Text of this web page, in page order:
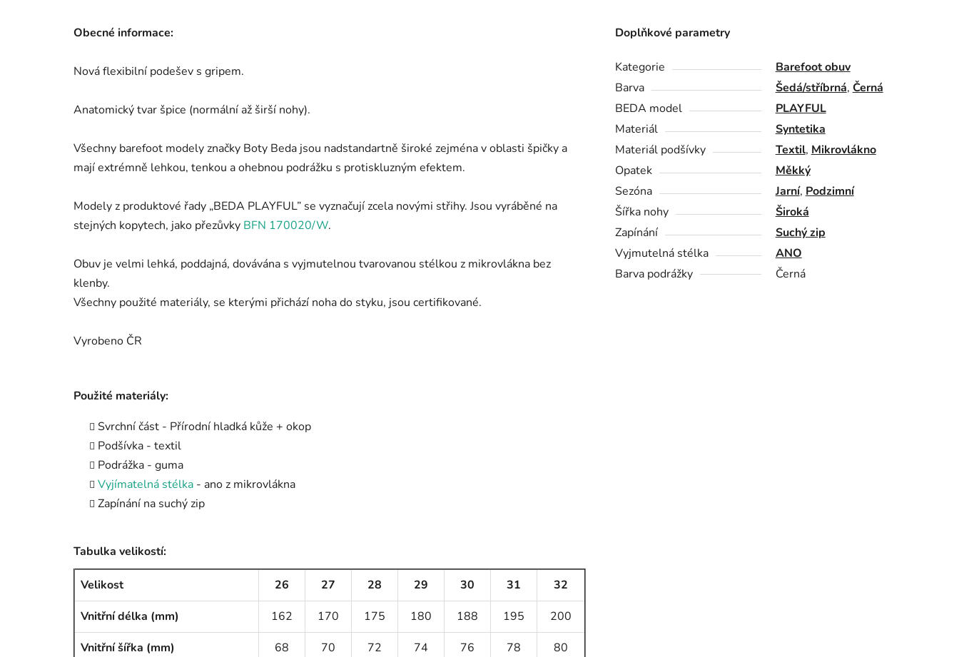
Obecné informace:
Nová flexibilní podešev s gripem.
Anatomický tvar špice (normální až širší nohy).
Všechny barefoot modely značky Boty Beda jsou nadstandartně široké zejména v oblasti špičky a
mají extrémně lehkou, tenkou a ohebnou podrážku s protiskluzným efektem.
Modely z produktové řady „BEDA PLAYFUL” se vyznačují zcela novými střihy. Jsou vyráběné na
stejných kopytech, jako přezůvky BFN 170020/W.
Obuv je velmi lehká, poddajná, dovávána s vyjmutelnou tvarovanou stélkou z mikrovlákna bez
klenby.
Všechny použité materiály, se kterými přichází noha do styku, jsou certifikované.
Vyrobeno ČR
Použité materiály:
Svrchní část - Přírodní hladká kůže + okop
Podšívka - textil
Podrážka - guma
Vyjímatelná stélka - ano z mikrovlákna
Zapínání na suchý zip
Tabulka velikostí:
Velikost 26 27 28 29 30 31
32
Vnitřní délka (mm)
162 170 175 180 188 195
200
Vnitřní šířka (mm)
68 70 72 74 76 78 80
Doplňkové parametry
Kategorie
Barefoot obuv
Barva
Šedá/stříbrná, Černá
BEDA model
PLAYFUL
Materiál
Syntetika
Materiál podšívky
Textil, Mikrovlákno
Opatek
Měkký
Sezóna
Jarní, Podzimní
Šířka nohy
Široká
Zapínání
Suchý zip
Vyjmutelná stélka
ANO
Barva podrážky
Černá